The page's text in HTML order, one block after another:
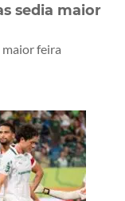
sedia maior
maior feira